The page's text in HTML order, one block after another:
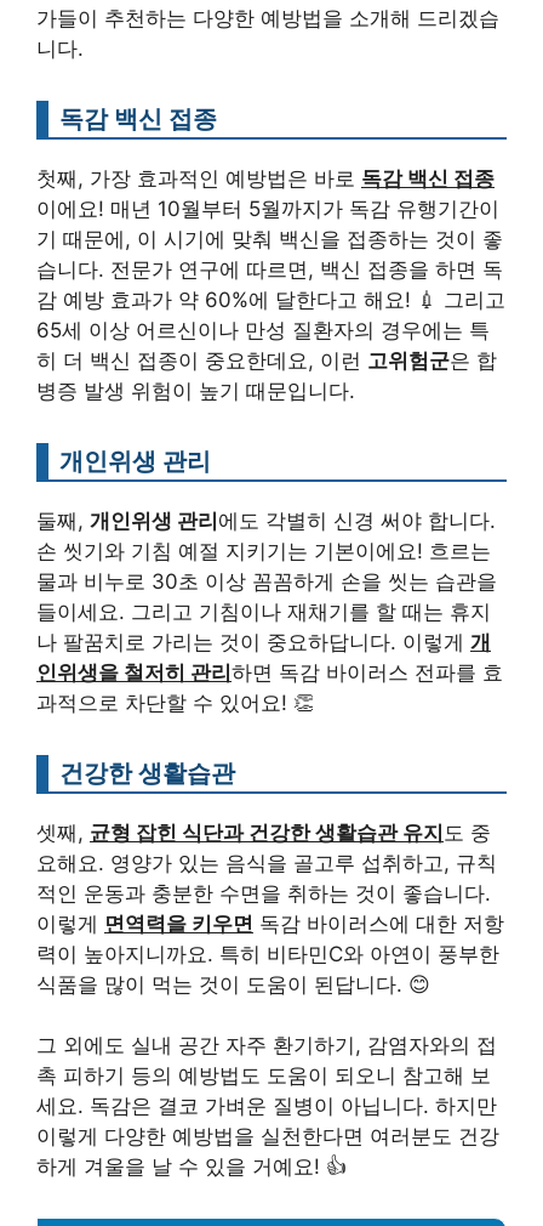
가들이 추천하는 다양한 예방법을 소개해 드리겠습
니다.
독감 백신 접종
첫째, 가장 효과적인 예방법은 바로 독감 백신 접종
이에요! 매년 10월부터 5월까지가 독감 유행기간이
기 때문에, 이 시기에 맞춰 백신을 접종하는 것이 좋
습니다. 전문가 연구에 따르면, 백신 접종을 하면 독
감 예방 효과가 약 60%에 달한다고 해요! 💉 그리고
65세 이상 어르신이나 만성 질환자의 경우에는 특
히 더 백신 접종이 중요한데요, 이런 고위험군은 합
병증 발생 위험이 높기 때문입니다.
개인위생 관리
둘째, 개인위생 관리에도 각별히 신경 써야 합니다.
손 씻기와 기침 예절 지키기는 기본이에요! 흐르는
물과 비누로 30초 이상 꼼꼼하게 손을 씻는 습관을
들이세요. 그리고 기침이나 재채기를 할 때는 휴지
나 팔꿈치로 가리는 것이 중요하답니다. 이렇게 개
인위생을 철저히 관리하면 독감 바이러스 전파를 효
과적으로 차단할 수 있어요! 👏
건강한 생활습관
셋째, 균형 잡힌 식단과 건강한 생활습관 유지 도 중
요해요. 영양가 있는 음식을 골고루 섭취하고, 규칙
적인 운동과 충분한 수면을 취하는 것이 좋습니다.
이렇게 면역력을 키우면 독감 바이러스에 대한 저항
력이 높아지니까요. 특히 비타민C와 아연이 풍부한
식품을 많이 먹는 것이 도움이 된답니다. 😊
그 외에도 실내 공간 자주 환기하기, 감염자와의 접
촉 피하기 등의 예방법도 도움이 되오니 참고해 보
세요. 독감은 결코 가벼운 질병이 아닙니다. 하지만
이렇게 다양한 예방법을 실천한다면 여러분도 건강
하게 겨울을 날 수 있을 거예요! 👍